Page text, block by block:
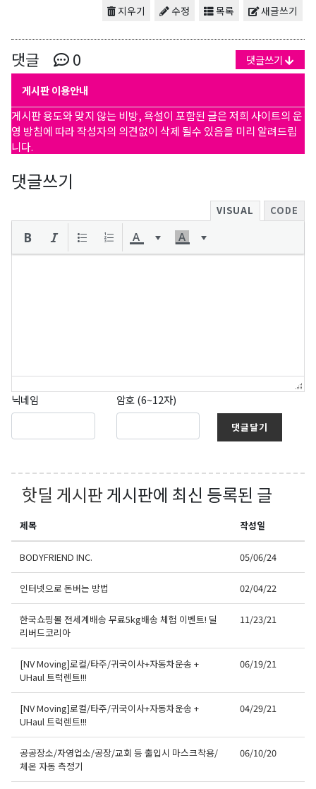
새글쓰기
목록
수정
지우기
댓글 0 댓글쓰기
게시판 이용안내
게시판 용도와 맞지 않는 비방, 욕설이 포함된 글은 저희 사이트의 운
영 방침에 따라 작성자의 의견없이 삭제 될수 있음을 미리 알려드립
니다.
댓글쓰기
VISUAL CODE
닉네임 암호 (6~12자)
댓글달기
핫딜 게시판게시판에 최신 등록된 글
제목 작성일
BODYFRIEND INC. 05/06/24
인터넷으로 돈버는 방법 02/04/22
한국쇼핑몰 전세계배송 무료5kg배송 체험 이벤트! 딜
리버드코리아
11/23/21
[NV Moving]로컬/타주/귀국이사+자동차운송 +
UHaul 트럭렌트!!!
06/19/21
[NV Moving]로컬/타주/귀국이사+자동차운송 +
UHaul 트럭렌트!!!
04/29/21
공공장소/자영업소/공장/교회 등 출입시 마스크착용/
체온 자동 측정기
06/10/20